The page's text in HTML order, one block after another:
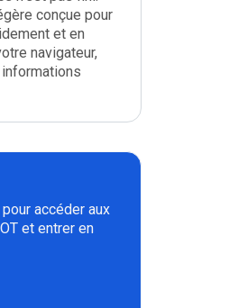
conçue pour
et en
navigateur,
accéder aux
et entrer en